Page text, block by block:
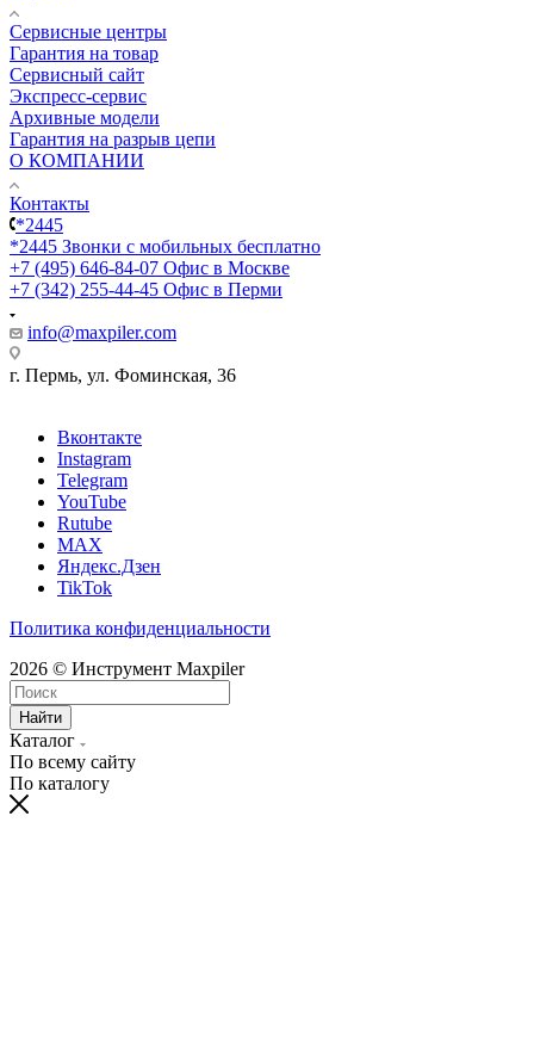
Сервисные центры
Гарантия на товар
Сервисный сайт
Экспресс-сервис
Архивные модели
Гарантия на разрыв цепи
О КОМПАНИИ
Контакты
*2445
*2445 Звонки с мобильных бесплатно
+7 (495) 646-84-07 Офис в Москве
+7 (342) 255-44-45 Офис в Перми
info@maxpiler.com
г. Пермь, ул. Фоминская, 36
Вконтакте
Instagram
Telegram
YouTube
Rutube
MAX
Яндекс.Дзен
TikTok
Политика конфиденциальности
2026 © Инструмент Maxpiler
Найти
Каталог
По всему сайту
По каталогу